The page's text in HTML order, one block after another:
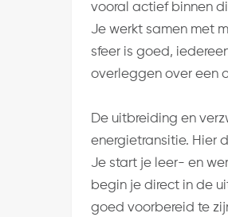
vooral actief binnen
Je werkt samen met
sfeer is goed,
overleggen over een
De uitbreiding en
energietransitie. Hier
Je start je leer- en
begin je direct in de
goed voorbereid te